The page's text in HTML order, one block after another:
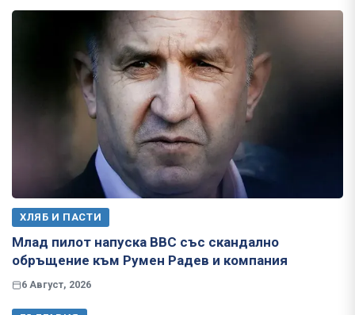
ХЛЯБ И ПАСТИ
Млад пилот напуска ВВС със скандално
обръщение към Румен Радев и компания
6 Август, 2026